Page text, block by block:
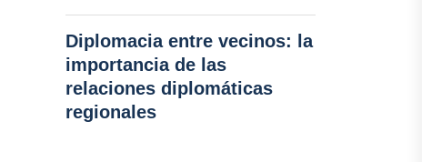
Diplomacia entre vecinos: la
importancia de las
relaciones diplomáticas
regionales